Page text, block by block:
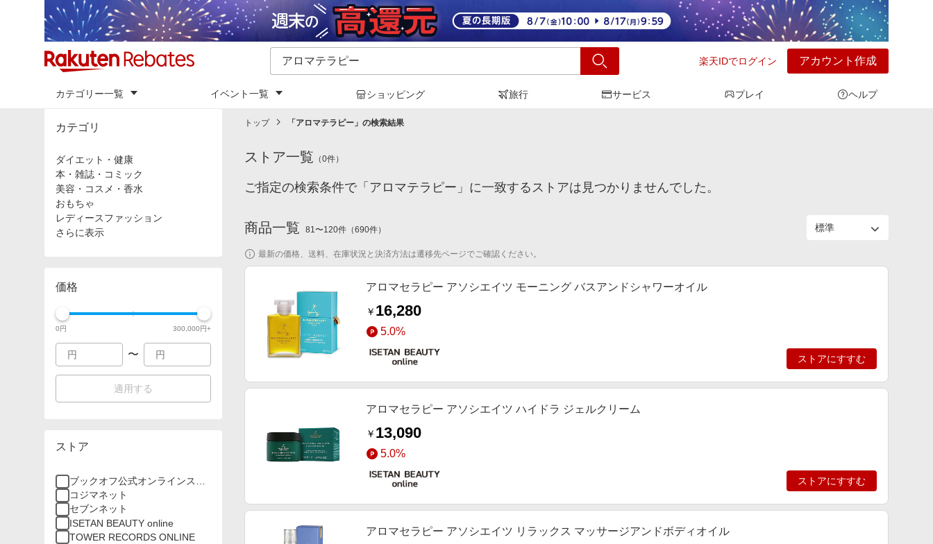
楽天IDでログイン アカウント作成
カテゴリー一覧 イベント一覧 ショッピング 旅行 サービス プレイ ヘルプ
カテゴリ
ダイエット・健康
本・雑誌・コミック
美容・コスメ・香水
おもちゃ
レディースファッション
さらに表示
価格
0円 300,000円+
〜
適用する
ストア
ブックオフ公式オンラインスト
ア
コジマネット
セブンネット
ISETAN BEAUTY online
TOWER RECORDS ONLINE
トップ 「 アロマテラピー 」の検索結果
ストア一覧 （0件）
ご指定の検索条件で「アロマテラピー」に一致するストアは見つかりませんでした。
商品一覧 81〜120件 （690件）
最新の価格、送料、在庫状況と決済方法は遷移先ページでご確認ください。
アロマセラピー アソシエイツ モーニング バスアンドシャワーオイル
￥ 16,280
5.0%
ストアにすすむ
アロマセラピー アソシエイツ ハイドラ ジェルクリーム
￥ 13,090
5.0%
ストアにすすむ
アロマセラピー アソシエイツ リラックス マッサージアンドボディオイル